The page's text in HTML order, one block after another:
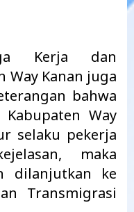
Kerja dan
Way Kanan juga
bahwa
Way
selaku pekerja
maka
dilanjutkan ke
Transmigrasi